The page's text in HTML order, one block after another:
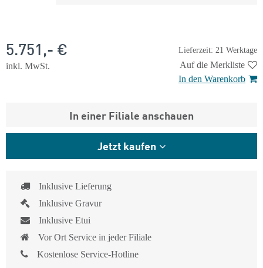
Lieferzeit: 21 Werktage
5.751,- €
inkl. MwSt.
Auf die Merkliste
In den Warenkorb
In einer Filiale anschauen
Jetzt kaufen
Inklusive Lieferung
Inklusive Gravur
Inklusive Etui
Vor Ort Service in jeder Filiale
Kostenlose Service-Hotline